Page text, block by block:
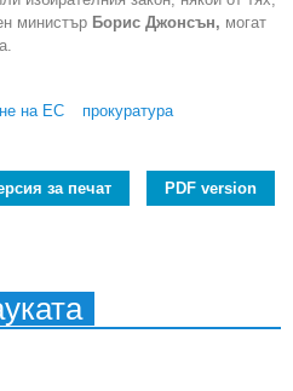
министър Борис Джонсън, могат
на ЕС
прокуратура
за печат PDF version